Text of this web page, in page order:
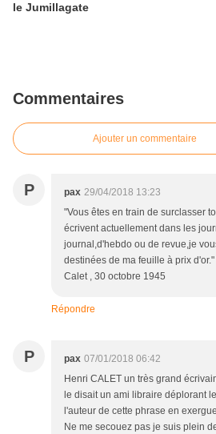
le Jumillagate
Commentaires
Ajouter un commentaire
P pax 29/04/2018 13:23
"Vous êtes en train de surclasser
écrivent actuellement dans les
journal,d'hebdo ou de revue,je
destinées de ma feuille à prix
Calet , 30 octobre 1945
Répondre
P pax 07/01/2018 06:42
Henri CALET un très grand
le disait un ami libraire déplorant
l'auteur de cette phrase en
Ne me secouez pas je suis plein